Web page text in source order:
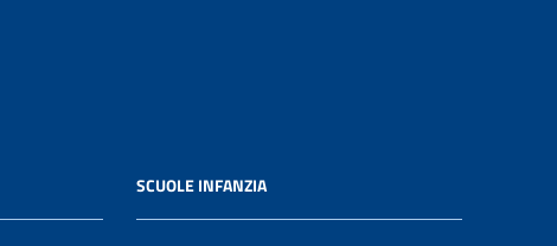
SCUOLE INFANZIA